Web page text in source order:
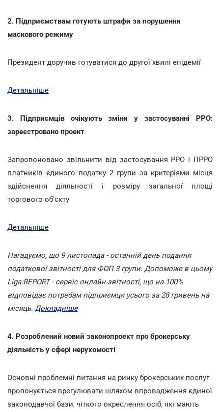
2. Підприємствам готують штрафи за порушення
маскового режиму
Президент доручив готуватися до другої хвилі епідемії
Детальніше
3. Підприємців очікують зміни у застосуванні РРО:
зареєстровано проект
Запропоновано звільнити від застосування РРО і ПРРО
платників єдиного податку 2 групи за критеріями місця
здійснення діяльності і розміру загальної площі
торгового об'єкту
Детальніше
Нагадуємо, що 9 листопада - останній день подання
податкової звітності для ФОП 3 групи. Допоможе в цьому
Liga:REPORT - сервіс онлайн-звітності, що на 100%
відповідає потребам підприємця усього за 28 гривень на
місяць. Докладніше
4. Розроблений новий законопроект про брокерську
діяльність у сфері нерухомості
Основні проблемні питання на ринку брокерських послуг
пропонується врегулювати шляхом впровадження єдиної
законодавчої бази, чіткого окреслення осіб, які мають